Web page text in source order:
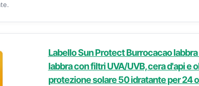
Labello Sun Protect Burrocacao
labbra con filtri UVA/UVB, cera d'api e
protezione solare 50 idratante per 24